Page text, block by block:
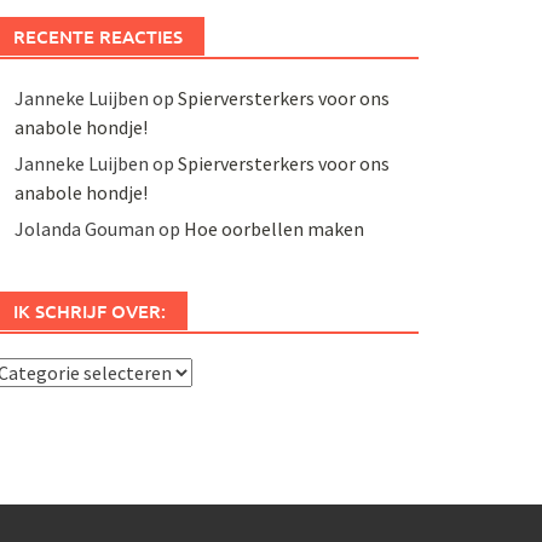
RECENTE REACTIES
Janneke Luijben op Spierversterkers voor ons
anabole hondje!
Janneke Luijben op Spierversterkers voor ons
anabole hondje!
Jolanda Gouman op Hoe oorbellen maken
IK SCHRIJF OVER: